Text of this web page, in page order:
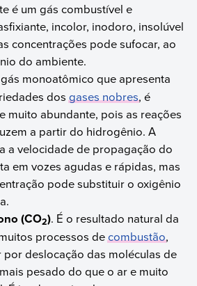
é um gás combustível e
incolor, inodoro, insolúvel
concentrações pode sufocar, ao
do ambiente.
gás monoatômico que apresenta
dosgases nobres, é
muito abundante, pois as reações
a partir do hidrogênio. A
a velocidade de propagação do
em vozes agudas e rápidas, mas
pode substituir o oxigênio
(CO2). É o resultado natural da
processos decombustão,
por deslocação das moléculas de
pesado do que o ar e muito